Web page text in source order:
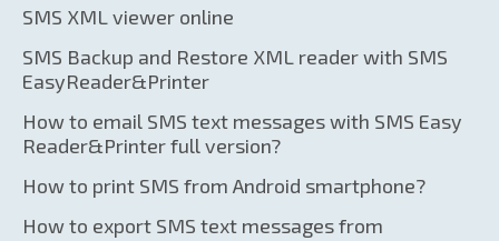
SMS XML viewer online
SMS Backup and Restore XML reader with SMS
EasyReader&Printer
How to email SMS text messages with SMS Easy
Reader&Printer full version?
How to print SMS from Android smartphone?
How to export SMS text messages from